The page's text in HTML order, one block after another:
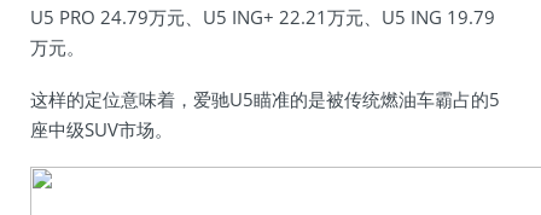
U5 PRO 24.79万元、U5 ING+ 22.21万元、U5 ING 19.79
万元。
这样的定位意味着，爱驰U5瞄准的是被传统燃油车霸占的5
座中级SUV市场。